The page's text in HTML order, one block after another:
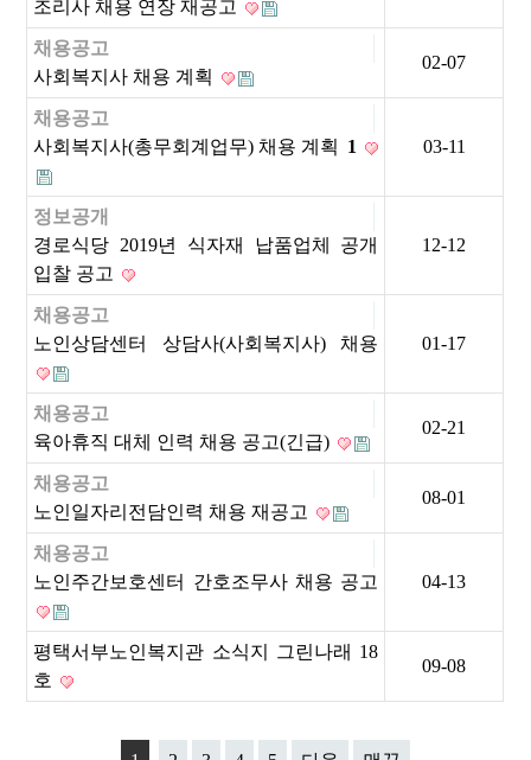
조리사 채용 연장 재공고
채용공고
사회복지사 채용 계획
02-07
채용공고
사회복지사(총무회계업무) 채용 계획 1 03-11
정보공개
경로식당 2019년 식자재 납품업체 공개
입찰 공고
12-12
채용공고
노인상담센터 상담사(사회복지사) 채용
01-17
채용공고
육아휴직 대체 인력 채용 공고(긴급)
02-21
채용공고
노인일자리전담인력 채용 재공고
08-01
채용공고
노인주간보호센터 간호조무사 채용 공고
04-13
평택서부노인복지관 소식지 그린나래 18
호
09-08